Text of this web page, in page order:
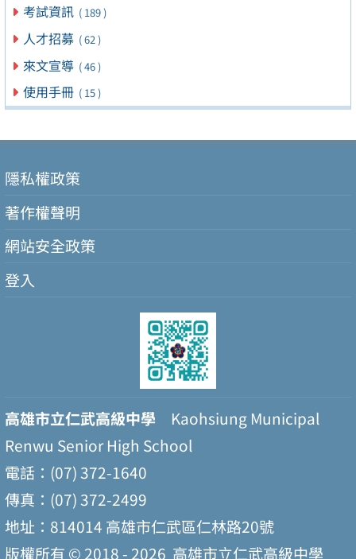
考試資訊 ( 189 )
人才招募 ( 62 )
來文宣導 ( 46 )
使用手冊 ( 15 )
隱私權政策
著作權聲明
網站安全政策
登入
高雄市立仁武高級中學 Kaohsiung Municipal
Renwu Senior High School
電話：(07) 372-1640
傳真：(07) 372-2499
地址：814014 高雄市仁武區仁林路20號
版權所有 © 2018 - 2026 高雄市立仁武高級中學